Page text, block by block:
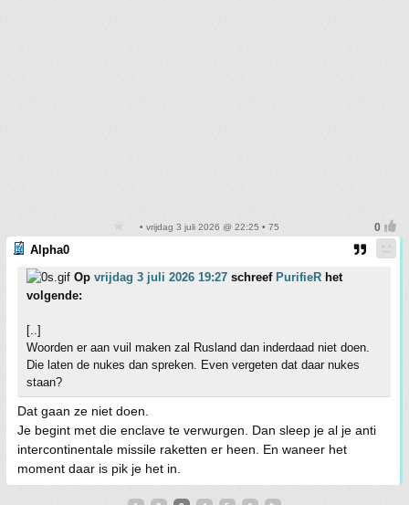
• vrijdag 3 juli 2026 @ 22:25 • 75
Alpha0
Op vrijdag 3 juli 2026 19:27 schreef PurifieR het
volgende:
[..]
Woorden er aan vuil maken zal Rusland dan inderdaad niet doen.
Die laten de nukes dan spreken. Even vergeten dat daar nukes
staan?
Dat gaan ze niet doen.
Je begint met die enclave te verwurgen. Dan sleep je al je anti
intercontinentale missile raketten er heen. En waneer het
moment daar is pik je het in.